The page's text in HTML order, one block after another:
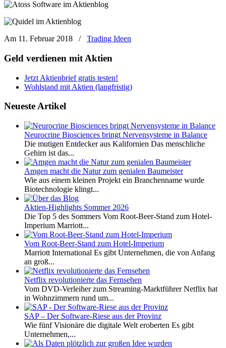
Am 11. Februar 2018 / Trading Ideen
Geld verdienen mit Aktien
Jetzt Aktienbrief gratis testen!
Wohlstand mit Aktien (langfristig)
Neueste Artikel
Neurocrine Biosciences bringt Nervensysteme in Balance
Die mutigen Entdecker aus Kalifornien Das menschliche
Gehirn ist das...
Amgen macht die Natur zum genialen Baumeister
Wie aus einem kleinen Projekt ein Branchenname wurde
Biotechnologie klingt...
Aktien-Highlights Sommer 2026
Die Top 5 des Sommers Vom Root-Beer-Stand zum Hotel-
Imperium Marriott...
Vom Root-Beer-Stand zum Hotel-Imperium
Marriott International Es gibt Unternehmen, die von Anfang
an groß...
Netflix revolutionierte das Fernsehen
Vom DVD-Verleiher zum Streaming-Marktführer Netflix hat
in Wohnzimmern rund um...
SAP – Der Software-Riese aus der Provinz
Wie fünf Visionäre die digitale Welt eroberten Es gibt
Unternehmen,...